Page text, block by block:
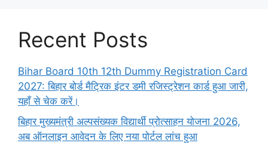
Recent Posts
Bihar Board 10th 12th Dummy Registration Card
2027: बिहार बोर्ड मैट्रिक इंटर डमी रजिस्ट्रेशन कार्ड हुआ जारी,
यहाँ से चेक करें।
बिहार मुख्यमंत्री अल्पसंख्यक विद्यार्थी प्रोत्साहन योजना 2026,
अब ऑनलाइन आवेदन के लिए नया पोर्टल लांच हुआ